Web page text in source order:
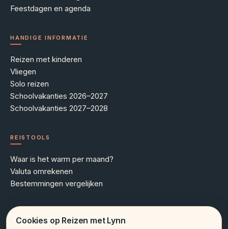
Feestdagen en agenda
HANDIGE INFORMATIE
Reizen met kinderen
Vliegen
Solo reizen
Schoolvakanties 2026–2027
Schoolvakanties 2027–2028
REISTOOLS
Waar is het warm per maand?
Valuta omrekenen
Bestemmingen vergelijken
MEER WETEN
Cookies op Reizen met Lynn